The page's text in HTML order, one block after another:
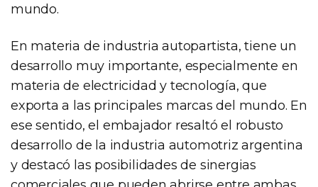
mundo.
En materia de industria autopartista, tiene un
desarrollo muy importante, especialmente en
materia de electricidad y tecnología, que
exporta a las principales marcas del mundo. En
ese sentido, el embajador resaltó el robusto
desarrollo de la industria automotriz argentina
y destacó las posibilidades de sinergias